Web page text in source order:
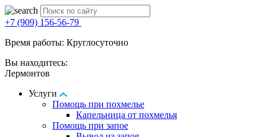
+7 (909) 156-56-79
Время работы: Круглосуточно
Вы находитесь:
Лермонтов
Услуги
Помощь при похмелье
Капельница от похмелья
Помощь при запое